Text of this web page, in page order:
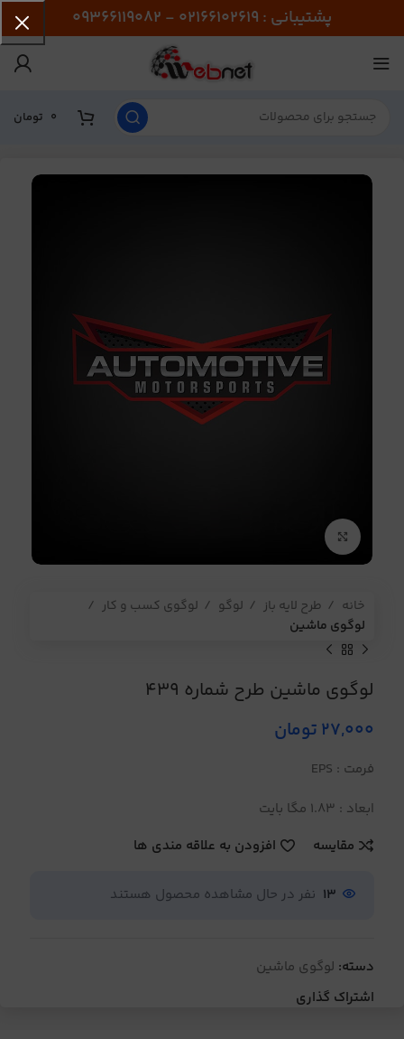
پشتیبانی : 02166102619 - 09366119082
0 تومان
خانه طرح لایه باز لوگو
لوگوی کسب و کار
لوگوی ماشین
لوگوی ماشین طرح شماره 439
27,000تومان
فرمت : EPS
ابعاد : 1.83 مگا بایت
مقایسه
افزودن به علاقه مندی ها
13 نفر در حال مشاهده محصول هستند
دسته: لوگوی ماشین
اشتراک گذاری